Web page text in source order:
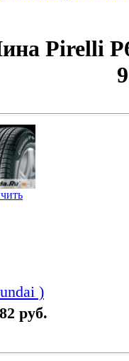
Pirelli
)
руб.